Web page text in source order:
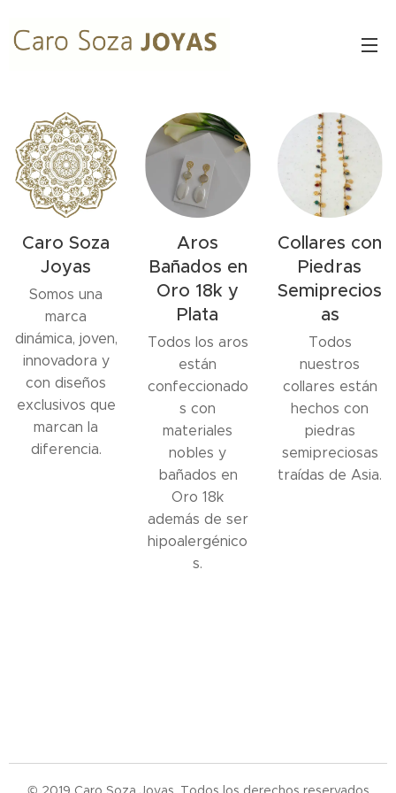
Caro Soza
Joyas
Somos una
marca
dinámica, joven,
innovadora y
con diseños
exclusivos que
marcan la
diferencia.
Aros
Bañados en
Oro 18k y
Plata
Todos los aros
están
confeccionado
s con
materiales
nobles y
bañados en
Oro 18k
además de ser
hipoalergénico
s.
Collares con
Piedras
Semiprecios
as
Todos
nuestros
collares están
hechos con
piedras
semipreciosas
traídas de Asia.